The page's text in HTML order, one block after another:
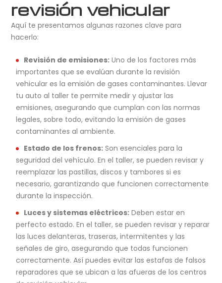
revisión vehicular
Aquí te presentamos algunas razones clave para
hacerlo:
Revisión de emisiones: Uno de los factores más
importantes que se evalúan durante la revisión
vehicular es la emisión de gases contaminantes. Llevar
tu auto al taller te permite medir y ajustar las
emisiones, asegurando que cumplan con las normas
legales, sobre todo, evitando la emisión de gases
contaminantes al ambiente.
Estado de los frenos: Son esenciales para la
seguridad del vehículo. En el taller, se pueden revisar y
reemplazar las pastillas, discos y tambores si es
necesario, garantizando que funcionen correctamente
durante la inspección.
Luces y sistemas eléctricos: Deben estar en
perfecto estado. En el taller, se pueden revisar y reparar
las luces delanteras, traseras, intermitentes y las
señales de giro, asegurando que todas funcionen
correctamente. Así puedes evitar las estafas de falsos
reparadores que se ubican a las afueras de los centros